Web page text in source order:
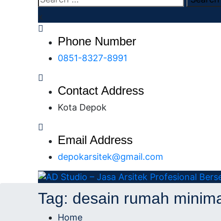
x
Phone Number
0851-8327-8991
Contact Address
Kota Depok
Email Address
depokarsitek@gmail.com
AD Studio – Jasa
Tag: desain rumah
Home